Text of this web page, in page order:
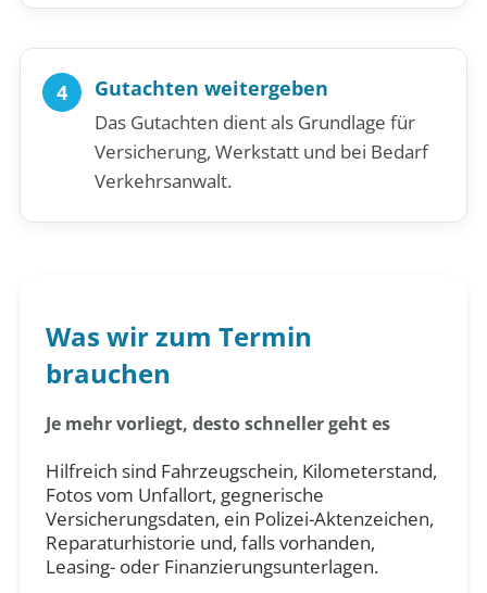
Gutachten weitergeben
Das Gutachten dient als Grundlage für
Versicherung, Werkstatt und bei Bedarf
Verkehrsanwalt.
Was wir zum Termin
brauchen
Je mehr vorliegt, desto schneller geht es
Hilfreich sind Fahrzeugschein, Kilometerstand,
Fotos vom Unfallort, gegnerische
Versicherungsdaten, ein Polizei-Aktenzeichen,
Reparaturhistorie und, falls vorhanden,
Leasing- oder Finanzierungsunterlagen.